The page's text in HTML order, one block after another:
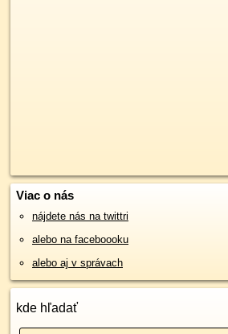
Viac o nás
nájdete nás na twittri
alebo na faceboooku
alebo aj v správach
kde hľadať